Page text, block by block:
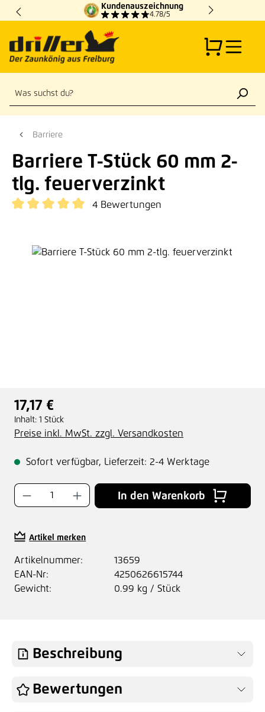
Zum Hauptinhalt springen
Kundenauszeichnung
4.78/5
Barriere
Barriere T-Stück 60 mm 2-
tlg. feuerverzinkt
4 Bewertungen
Bildergalerie überspringen
Regulärer Preis:
17,17 €
Inhalt: 1 Stück
Preise inkl. MwSt. zzgl. Versandkosten
Sofort verfügbar, Lieferzeit: 2-4 Werktage
Produkt Anzahl: Gib den gewünschten
In den Warenkorb
Artikel merken
Artikelnummer:
13659
EAN-Nr:
4250626615744
Gewicht:
0.99 kg / Stück
Beschreibung
Bewertungen